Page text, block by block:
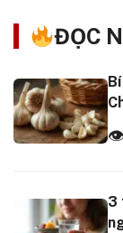
ĐỌC
👁
3